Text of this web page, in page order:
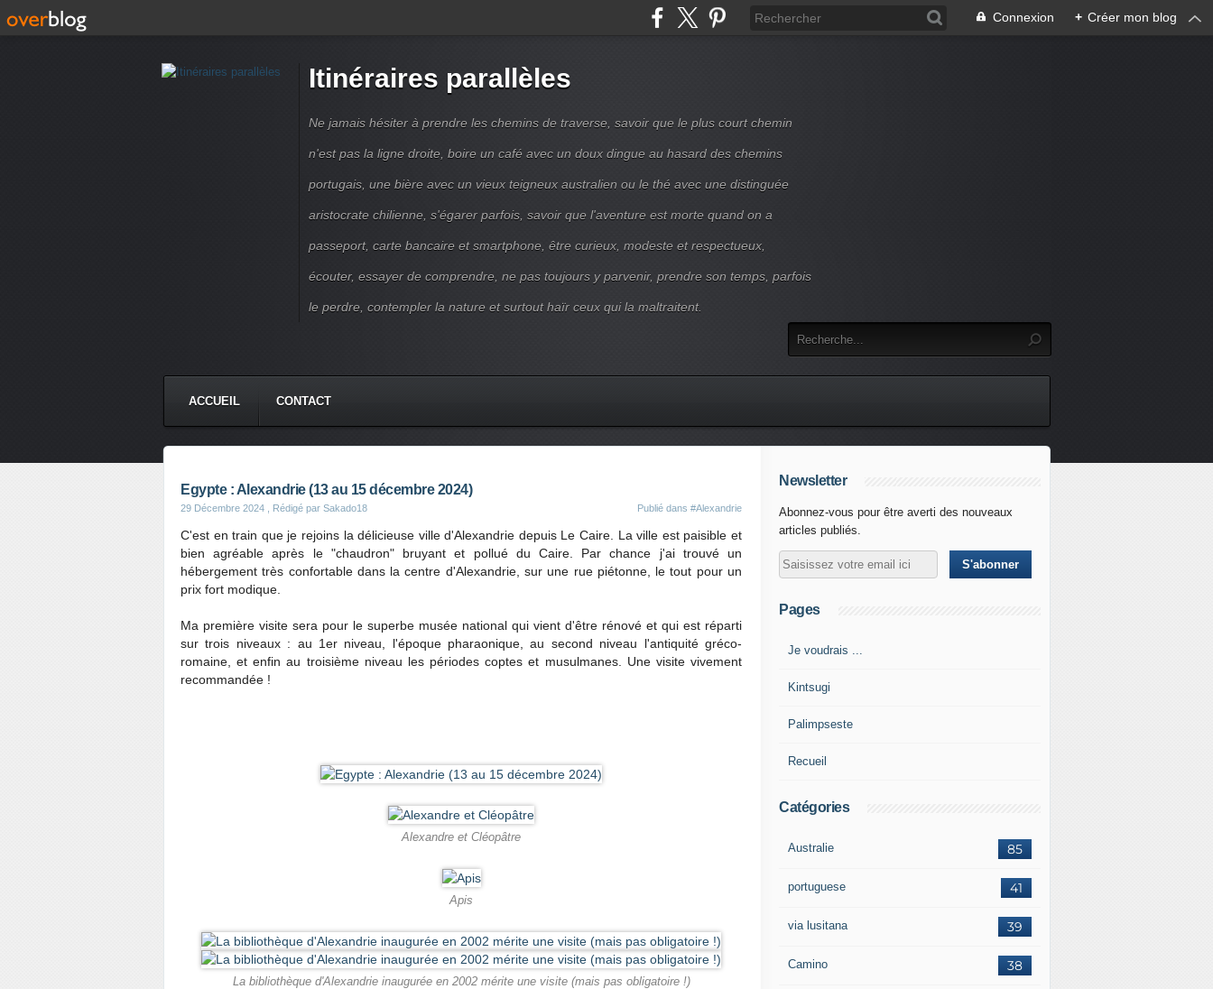
Connexion + Créer mon blog
Itinéraires parallèles
Ne jamais hésiter à prendre les chemins de traverse, savoir que le plus court chemin
n'est pas la ligne droite, boire un café avec un doux dingue au hasard des chemins
portugais, une bière avec un vieux teigneux australien ou le thé avec une distinguée
aristocrate chilienne, s'égarer parfois, savoir que l'aventure est morte quand on a
passeport, carte bancaire et smartphone, être curieux, modeste et respectueux,
écouter, essayer de comprendre, ne pas toujours y parvenir, prendre son temps, parfois
le perdre, contempler la nature et surtout haïr ceux qui la maltraitent.
ACCUEIL CONTACT
Egypte : Alexandrie (13 au 15 décembre 2024)
29 Décembre 2024 , Rédigé par Sakado18 Publié dans #Alexandrie
C'est en train que je rejoins la délicieuse ville d'Alexandrie depuis Le Caire. La ville est paisible et
bien agréable après le "chaudron" bruyant et pollué du Caire. Par chance j'ai trouvé un
hébergement très confortable dans la centre d'Alexandrie, sur une rue piétonne, le tout pour un
prix fort modique.
Ma première visite sera pour le superbe musée national qui vient d'être rénové et qui est réparti
sur trois niveaux : au 1er niveau, l'époque pharaonique, au second niveau l'antiquité gréco-
romaine, et enfin au troisième niveau les périodes coptes et musulmanes. Une visite vivement
recommandée !
Alexandre et Cléopâtre
Apis
La bibliothèque d'Alexandrie inaugurée en 2002 mérite une visite (mais pas obligatoire !)
Newsletter
Abonnez-vous pour être averti des nouveaux
articles publiés.
Pages
Je voudrais ...
Kintsugi
Palimpseste
Recueil
Catégories
85
Australie
41
portuguese
39
via lusitana
38
Camino